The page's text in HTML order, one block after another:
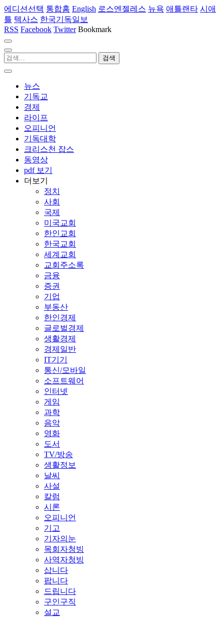
에디션선택 통합홈 English 로스엔젤레스 뉴욕 애틀랜타 시애
틀 텍사스 한국기독일보
RSS Facebook Twitter Bookmark
뉴스
기독교
경제
라이프
오피니언
기독대학
크리스천 잡스
동영상
pdf 보기
더보기
정치
사회
국제
미국교회
한인교회
한국교회
세계교회
교회주소록
금융
증권
기업
부동산
한인경제
글로벌경제
생활경제
경제일반
IT기기
통신/모바일
소프트웨어
인터넷
게임
과학
음악
영화
도서
TV/방송
생활정보
날씨
사설
칼럼
시론
오피니언
기고
기자의눈
목회자청빙
사역자청빙
삽니다
팝니다
드립니다
구인구직
설교